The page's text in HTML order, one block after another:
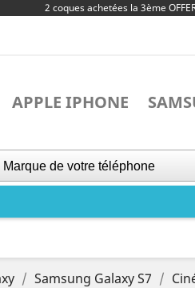
2 coques achetées la 3ème
APPLE IPHONE
Samsung Galaxy S7